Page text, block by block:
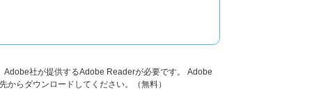
社が提供するAdobe Readerが必要です。
Adobe
らダウンロードしてください。（無料）